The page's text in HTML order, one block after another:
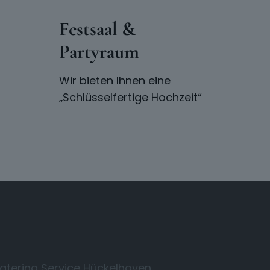
Festsaal &
Partyraum
Wir bieten Ihnen eine
„Schlüsselfertige Hochzeit“